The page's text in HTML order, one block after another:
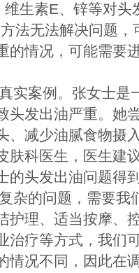
生素E、锌等对头
法无法解决问题，
的情况，可能需要
实案例。张女士是
头发出油严重。她
、减少油腻食物摄
肤科医生，医生建
的头发出油问题得
杂的问题，需要我
护理、适当按摩、
治疗等方式，我们
情况不同，因此在